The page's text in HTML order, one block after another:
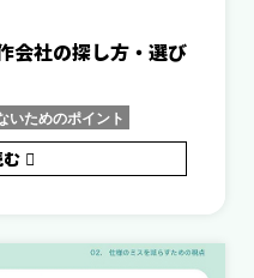
会社の探し方・選び
いためのポイント